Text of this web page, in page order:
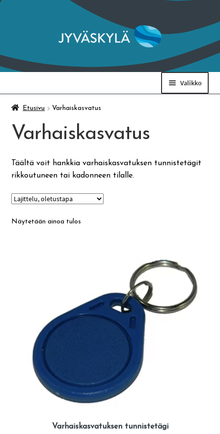
Siirry
Siirry
Valikko
Taidemuseo & Ratamo
Suomen käsityön museo
Skeittihalli
Varhaiskasvatus
Ateria- ja välipalamaksut
Visit Jyvaskyla Region
Valon Kaupunki
Etusivu Varhaiskasvatus
Varhaiskasvatus
Täältä voit hankkia varhaiskasvatuksen tunnistetägit
rikkoutuneen tai kadonneen tilalle.
Näytetään ainoa tulos
Varhaiskasvatuksen tunnistetägi